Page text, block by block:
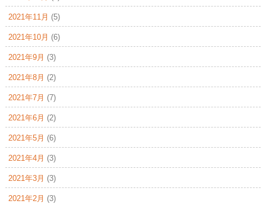
2021年11月 (5)
2021年10月 (6)
2021年9月 (3)
2021年8月 (2)
2021年7月 (7)
2021年6月 (2)
2021年5月 (6)
2021年4月 (3)
2021年3月 (3)
2021年2月 (3)